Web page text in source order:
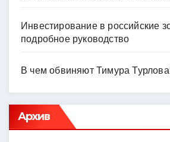
Инвестирование в российские
подробное руководство
В чем обвиняют Тимура
Архив